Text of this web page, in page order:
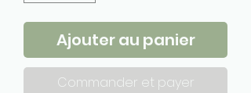
Ajouter au panier
Commander et payer